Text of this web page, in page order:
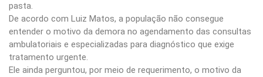
pasta.
De acordo com Luiz Matos, a população não consegue
entender o motivo da demora no agendamento das consultas
ambulatoriais e especializadas para diagnóstico que exige
tratamento urgente.
Ele ainda perguntou, por meio de requerimento, o motivo da